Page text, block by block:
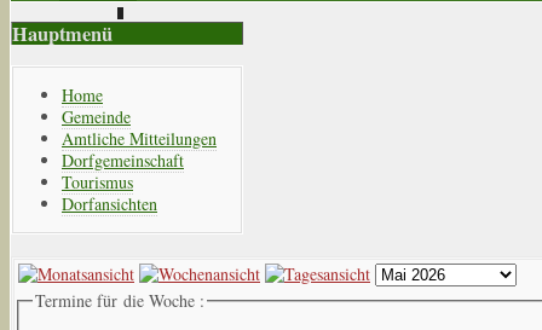
Hauptmenü
Home
Gemeinde
Amtliche Mitteilungen
Dorfgemeinschaft
Tourismus
Dorfansichten
Termine für die Woche :